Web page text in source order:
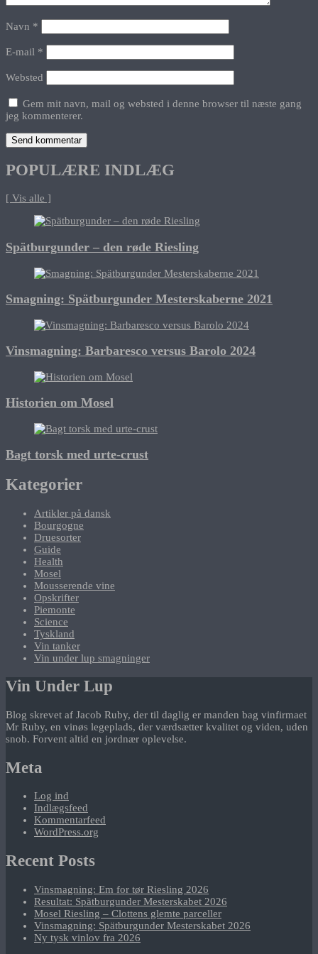
Navn *
E-mail *
Websted
Gem mit navn, mail og websted i denne browser til næste gang
jeg kommenterer.
POPULÆRE INDLÆG
[ Vis alle ]
Spätburgunder – den røde Riesling
Smagning: Spätburgunder Mesterskaberne 2021
Vinsmagning: Barbaresco versus Barolo 2024
Historien om Mosel
Bagt torsk med urte-crust
Kategorier
Artikler på dansk
Bourgogne
Druesorter
Guide
Health
Mosel
Mousserende vine
Opskrifter
Piemonte
Science
Tyskland
Vin tanker
Vin under lup smagninger
Vin Under Lup
Blog skrevet af Jacob Ruby, der til daglig er manden bag vinfirmaet
Mr Ruby, en vinøs legeplads, der værdsætter kvalitet og viden, uden
snob. Forvent altid en jordnær oplevelse.
Meta
Log ind
Indlægsfeed
Kommentarfeed
WordPress.org
Recent Posts
Vinsmagning: Em for tør Riesling 2026
Resultat: Spätburgunder Mesterskabet 2026
Mosel Riesling – Clottens glemte parceller
Vinsmagning: Spätburgunder Mesterskabet 2026
Ny tysk vinlov fra 2026